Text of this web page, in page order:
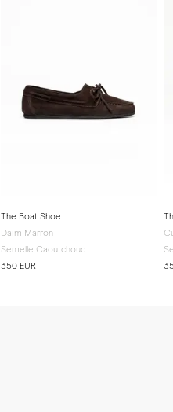
The Boat Shoe
Daim Marron
Semelle Caoutchouc
350 EUR